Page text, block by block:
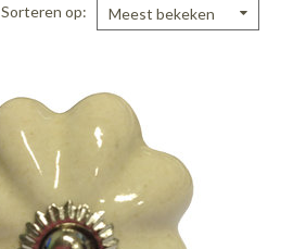
Sorteren op Meest bekeken